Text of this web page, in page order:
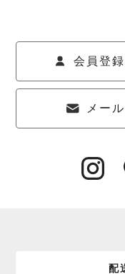
会員登
メー
配